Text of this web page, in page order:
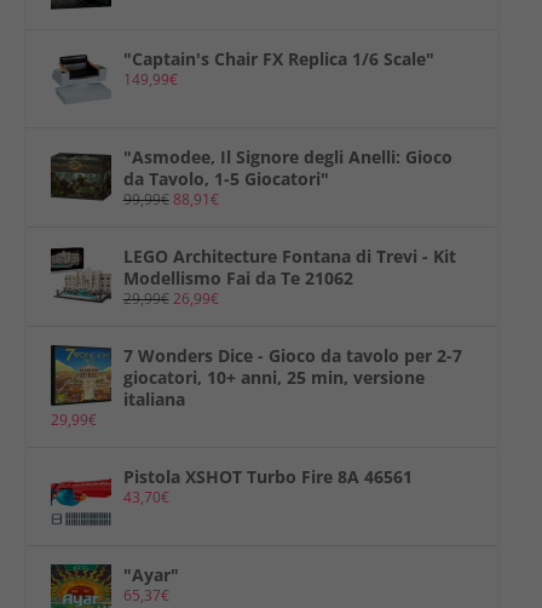
"Captain's Chair FX Replica 1/6 Scale"
149,99€
"Asmodee, Il Signore degli Anelli: Gioco
da Tavolo, 1-5 Giocatori"
99,99€88,91€
LEGO Architecture Fontana di Trevi - Kit
Modellismo Fai da Te 21062
29,99€26,99€
7 Wonders Dice - Gioco da tavolo per 2-7
giocatori, 10+ anni, 25 min, versione
italiana
29,99€
Pistola XSHOT Turbo Fire 8A 46561
43,70€
"Ayar"
65,37€